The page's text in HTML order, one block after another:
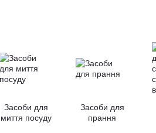
Засоби для
миття посуду
Засоби для
прання